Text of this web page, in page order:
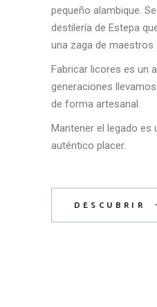
pequeño alambique.
destilería de Estepa
una zaga de maestros
Fabricar licores es un
generaciones
de forma artesanal.
Mantener el legado es
auténtico placer.
DESCUBRIR